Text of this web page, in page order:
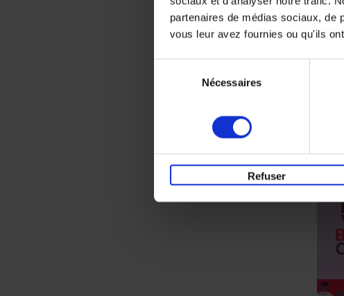
partenaires de médias sociaux, de
vous leur avez fournies ou qu'ils
Nécessaires
Refuser